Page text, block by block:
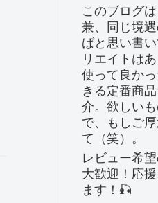
このブログ
兼、同じ境
ばと思い書
リエイトは
使って良か
きる定番商
介。欲しい
で、もしご
て（笑）。
レビュー希
大歓迎！応
ます！🎣